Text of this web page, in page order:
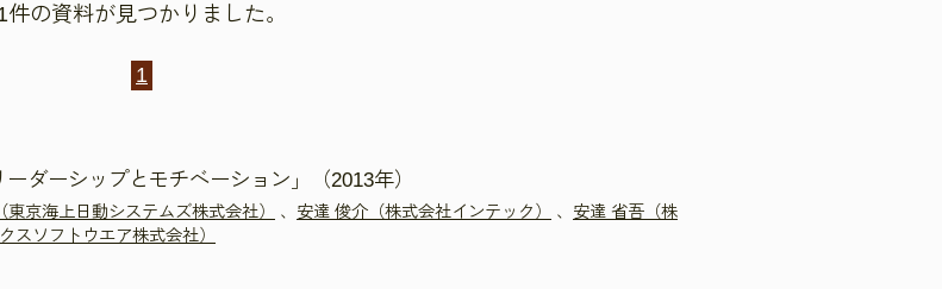
件の資料が見つかりました。
1
ダーシップとモチベーション」（2013年）
東京海上日動システムズ株式会社） 、 安達 俊介（株式会社インテック） 、 安達 省吾（株
スソフトウエア株式会社）